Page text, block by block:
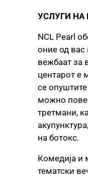
УСЛУГИ НА
NCL Pearl
оние од вас
вежбаат за
центарот е
се
можно
третмани,
на ботокс.
Комедија и
тематски